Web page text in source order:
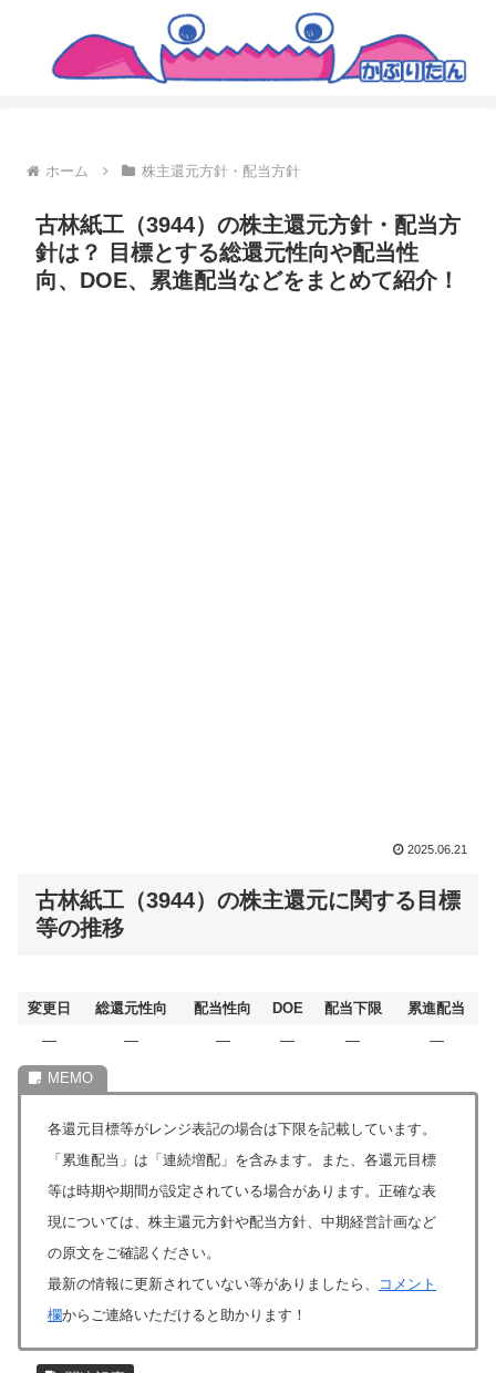
ホーム 株主還元方針・配当方針
古林紙工（3944）の株主還元方針・配当方
針は？ 目標とする総還元性向や配当性
向、DOE、累進配当などをまとめて紹介！
2025.06.21
古林紙工（3944）の株主還元に関する目標
等の推移
変更日 総還元性向 配当性向 DOE 配当下限
累進配当
―
― ― ― ― ―
各還元目標等がレンジ表記の場合は下限を記載しています。
「累進配当」は「連続増配」を含みます。また、各還元目標
等は時期や期間が設定されている場合があります。正確な表
現については、株主還元方針や配当方針、中期経営計画など
の原文をご確認ください。
最新の情報に更新されていない等がありましたら、
コメント
欄からご連絡いただけると助かります！